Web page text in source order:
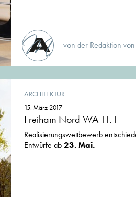
von der Redaktion
ARCHITEKTUR
15. März 2017
Freiham Nord WA 11.1
Realisierungswettbewerb
Entwürfe ab23. Mai.